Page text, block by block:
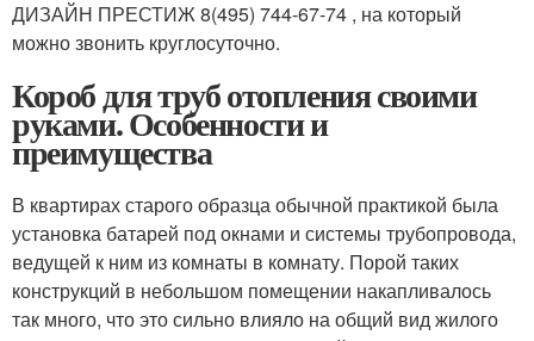
ДИЗАЙН ПРЕСТИЖ 8(495) 744-67-74 , на который
можно звонить круглосуточно.
Короб для труб отопления своими
руками. Особенности и
преимущества
В квартирах старого образца обычной практикой была
установка батарей под окнами и системы трубопровода,
ведущей к ним из комнаты в комнату. Порой таких
конструкций в небольшом помещении накапливалось
так много, что это сильно влияло на общий вид жилого